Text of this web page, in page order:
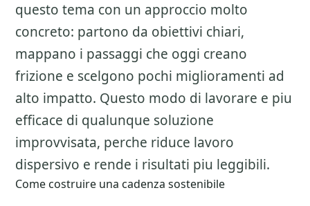
questo tema con un approccio molto
concreto: partono da obiettivi chiari,
mappano i passaggi che oggi creano
frizione e scelgono pochi miglioramenti ad
alto impatto. Questo modo di lavorare e piu
efficace di qualunque soluzione
improvvisata, perche riduce lavoro
dispersivo e rende i risultati piu leggibili.
Come costruire una cadenza sostenibile